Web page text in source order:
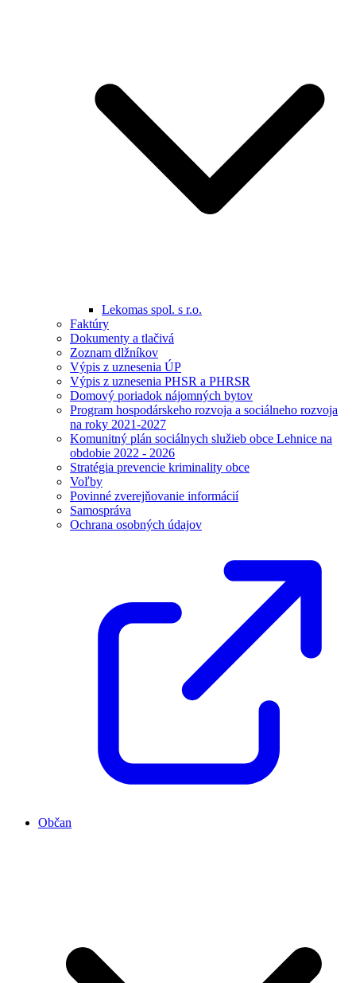
Lekomas spol. s r.o.
Faktúry
Dokumenty a tlačivá
Zoznam dlžníkov
Výpis z uznesenia ÚP
Výpis z uznesenia PHSR a PHRSR
Domový poriadok nájomných bytov
Program hospodárskeho rozvoja a sociálneho rozvoja
na roky 2021-2027
Komunitný plán sociálnych služieb obce Lehnice na
obdobie 2022 - 2026
Stratégia prevencie kriminality obce
Voľby
Povinné zverejňovanie informácií
Samospráva
Ochrana osobných údajov
Občan